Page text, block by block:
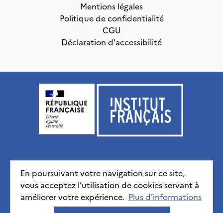
En poursuivant votre navigation sur ce site,
vous acceptez l’utilisation de cookies servant à
améliorer votre expérience. Plus d'informations
Mentions légales
Politique de confidentialité
CGU
Déclaration d'accessibilité
Institut français, tous droits réservés 2026
Mentions légales Politique de confidentialité
CGU
Déclaration d'accessibilité